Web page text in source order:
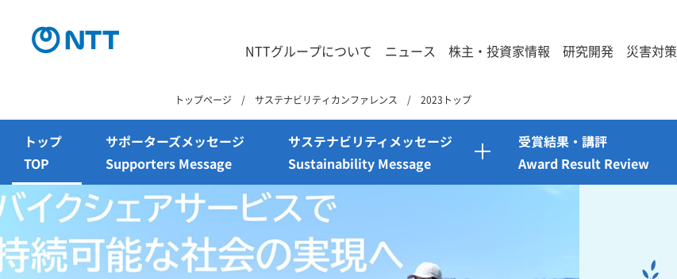
NTTグループについて ニュース 株主・投資家情報 研究開発 災害対策
トップページ サステナビリティカンファレンス 2023トップ
トップ
TOP
サポーターズメッセージ
Supporters Message
サステナビリティメッセージ
Sustainability Message
受賞結果・講評
Award Result Review